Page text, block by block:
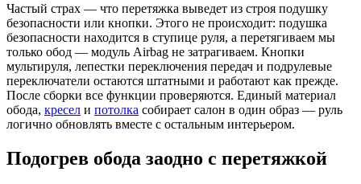
Частый страх — что перетяжка выведет из строя подушку
безопасности или кнопки. Этого не происходит: подушка
безопасности находится в ступице руля, а перетягиваем мы
только обод — модуль Airbag не затрагиваем. Кнопки
мультируля, лепестки переключения передач и подрулевые
переключатели остаются штатными и работают как прежде.
После сборки все функции проверяются. Единый материал
обода, кресел и потолка собирает салон в один образ — руль
логично обновлять вместе с остальным интерьером.
Подогрев обода заодно с перетяжкой